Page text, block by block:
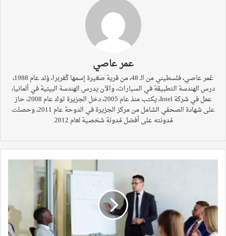
عمر عاصي
عُمر عاصي، فلسطيني من الـ 48، من قرية صغيرة إسمها كُفربرا، وُلد عام 1988،
درس الهندسة التطبيقة في السيارات، والآن يدرس الهندسة البيئية في ألمانيا،
عمل في شركة Intel، يكتب منذ عام 2005، دخل الجزيرة توك عام 2008، حاز
على شهادة الصحفي الشامل من مركز الجزيرة في الدوحة عام 2011، وحصلت
مُدونته على أفضل مُدونة شخصية لعام 2012.
خطرة؟